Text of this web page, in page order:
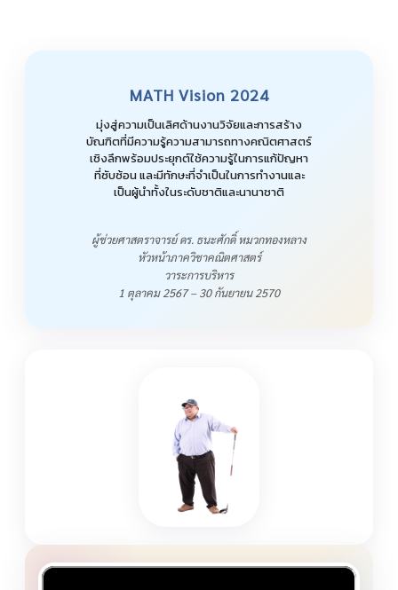
MATH Vision 2024
มุ่งสู่ความเป็นเลิศด้านงานวิจัยและการสร้าง
บัณฑิตที่มีความรู้ความสามารถทางคณิตศาสตร์
เชิงลึกพร้อมประยุกต์ใช้ความรู้ในการแก้ปัญหา
ที่ซับซ้อน และมีทักษะที่จำเป็นในการทำงานและ
เป็นผู้นำทั้งในระดับชาติและนานาชาติ
ผู้ช่วยศาสตราจารย์ ดร. ธนะศักดิ์ หมวกทองหลาง
หัวหน้าภาควิชาคณิตศาสตร์
วาระการบริหาร
1 ตุลาคม 2567 – 30 กันยายน 2570